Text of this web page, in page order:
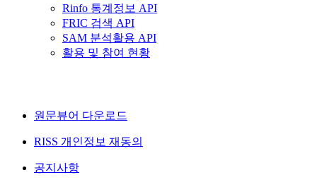
Rinfo 통계정보 API
FRIC 검색 API
SAM 분석활용 API
활용 및 참여 현황
원문뷰어 다운로드
RISS 개인정보 재동의
공지사항